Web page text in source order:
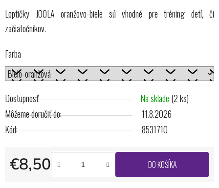
Loptičky JOOLA oranžovo-biele sú vhodné pre tréning detí, či
začiatočníkov.
Farba
Dostupnosť Na sklade (2 ks)
Môžeme doručiť do:
11.8.2026
Kód:
8531710
€8,50
Jednotková cena:
DO KOŠÍKA